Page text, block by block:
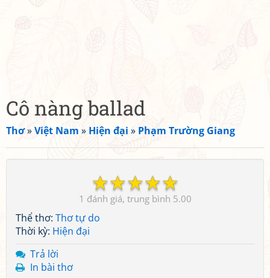
Cô nàng ballad
Thơ»Việt Nam » Hiện đại » Phạm Trường Giang
☆
☆
☆
☆
☆
1 5.00
Thể thơ: Thơ tự do
Thời kỳ: Hiện đại
Trả lời
In bài thơ